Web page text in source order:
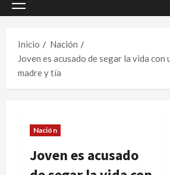
Menú
Inicio
Nación
Joven es acusado de segar la vida con
madre y tía
Nación
Joven es acusado